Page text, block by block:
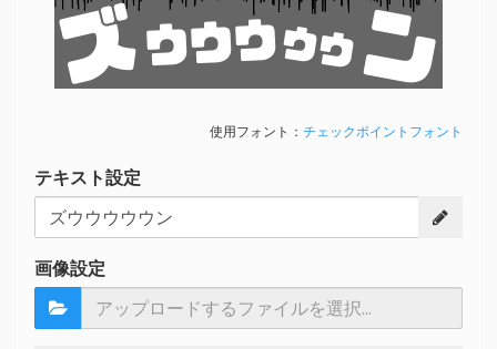
ズウウウウウン
使用フォント： チェックポイントフォント
テキスト設定
画像設定